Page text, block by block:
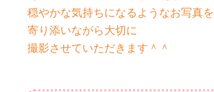
穏やかな気持ちになるようなお写真を
寄り添いながら大切に
撮影させていただきます＾＾